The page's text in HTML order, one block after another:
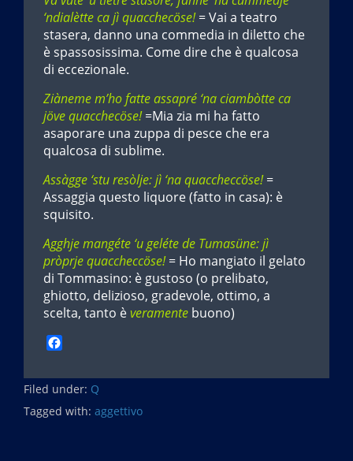
‘ndialètte ca jì quacchecöse!= Vai a teatro
stasera, danno una commedia in diletto che
è spassosissima. Come dire che è qualcosa
di eccezionale.
Ziàneme m’ho fatte assapré ‘na ciambòtte ca
jöve quacchecöse!=Mia zia mi ha fatto
asaporare una zuppa di pesce che era
qualcosa di sublime.
Assàgge ‘stu resòlje: jì ‘na quaccheccöse!=
Assaggia questo liquore (fatto in casa): è
squisito.
Agghje mangéte ‘u geléte de Tumasüne: jì
pròprje quaccheccöse!= Ho mangiato il gelato
di Tommasino: è gustoso (o prelibato,
ghiotto, delizioso, gradevole, ottimo, a
scelta, tanto èveramente buono)
c
e
b
Filed under: Q
Tagged with: aggettivo